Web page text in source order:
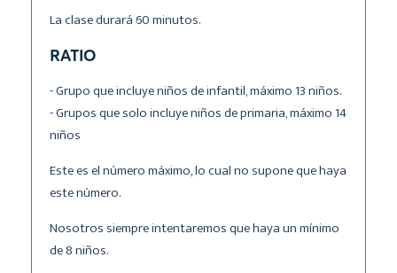
La clase durará 60 minutos.
RATIO
- Grupo que incluye niños de infantil, máximo 13 niños.
- Grupos que solo incluye niños de primaria, máximo 14
niños
Este es el número máximo, lo cual no supone que haya
este número.
Nosotros siempre intentaremos que haya un mínimo
de 8 niños.